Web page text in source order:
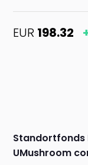
EUR 198.32
Standortfonds
UMushroom